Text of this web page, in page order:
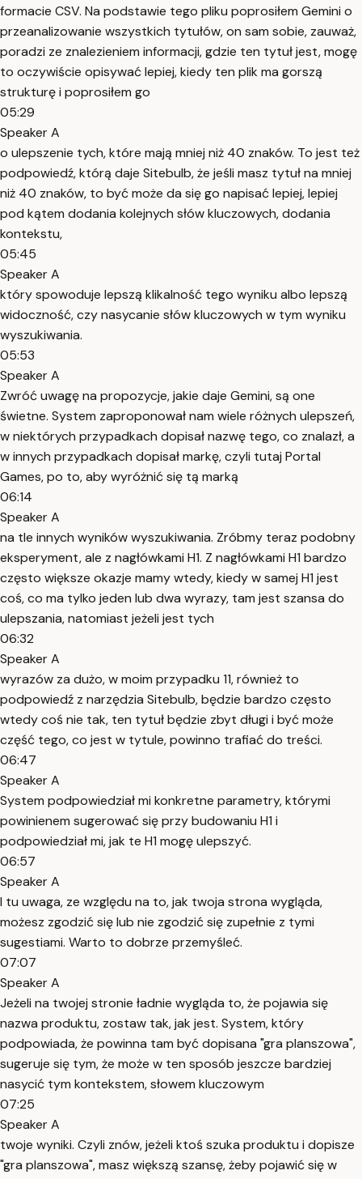
formacie CSV. Na podstawie tego pliku poprosiłem Gemini o
przeanalizowanie wszystkich tytułów, on sam sobie, zauważ,
poradzi ze znalezieniem informacji, gdzie ten tytuł jest, mogę
to oczywiście opisywać lepiej, kiedy ten plik ma gorszą
strukturę i poprosiłem go
05:29
Speaker A
o ulepszenie tych, które mają mniej niż 40 znaków. To jest też
podpowiedź, którą daje Sitebulb, że jeśli masz tytuł na mniej
niż 40 znaków, to być może da się go napisać lepiej, lepiej
pod kątem dodania kolejnych słów kluczowych, dodania
kontekstu,
05:45
Speaker A
który spowoduje lepszą klikalność tego wyniku albo lepszą
widoczność, czy nasycanie słów kluczowych w tym wyniku
wyszukiwania.
05:53
Speaker A
Zwróć uwagę na propozycje, jakie daje Gemini, są one
świetne. System zaproponował nam wiele różnych ulepszeń,
w niektórych przypadkach dopisał nazwę tego, co znalazł, a
w innych przypadkach dopisał markę, czyli tutaj Portal
Games, po to, aby wyróżnić się tą marką
06:14
Speaker A
na tle innych wyników wyszukiwania. Zróbmy teraz podobny
eksperyment, ale z nagłówkami H1. Z nagłówkami H1 bardzo
często większe okazje mamy wtedy, kiedy w samej H1 jest
coś, co ma tylko jeden lub dwa wyrazy, tam jest szansa do
ulepszania, natomiast jeżeli jest tych
06:32
Speaker A
wyrazów za dużo, w moim przypadku 11, również to
podpowiedź z narzędzia Sitebulb, będzie bardzo często
wtedy coś nie tak, ten tytuł będzie zbyt długi i być może
część tego, co jest w tytule, powinno trafiać do treści.
06:47
Speaker A
System podpowiedział mi konkretne parametry, którymi
powinienem sugerować się przy budowaniu H1 i
podpowiedział mi, jak te H1 mogę ulepszyć.
06:57
Speaker A
I tu uwaga, ze względu na to, jak twoja strona wygląda,
możesz zgodzić się lub nie zgodzić się zupełnie z tymi
sugestiami. Warto to dobrze przemyśleć.
07:07
Speaker A
Jeżeli na twojej stronie ładnie wygląda to, że pojawia się
nazwa produktu, zostaw tak, jak jest. System, który
podpowiada, że powinna tam być dopisana "gra planszowa",
sugeruje się tym, że może w ten sposób jeszcze bardziej
nasycić tym kontekstem, słowem kluczowym
07:25
Speaker A
twoje wyniki. Czyli znów, jeżeli ktoś szuka produktu i dopisze
"gra planszowa", masz większą szansę, żeby pojawić się w